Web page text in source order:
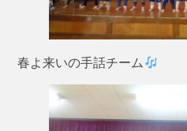
春よ来いの手話チーム